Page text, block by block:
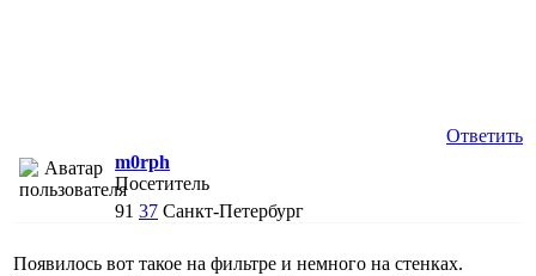
Ответить
m0rph
Посетитель
91 37 Санкт-Петербург
Появилось вот такое на фильтре и немного на стенках.